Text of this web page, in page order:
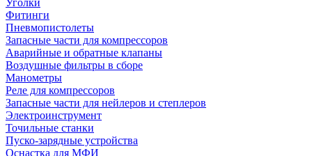
Уголки
Фитинги
Пневмопистолеты
Запасные части для компрессоров
Аварийные и обратные клапаны
Воздушные фильтры в сборе
Манометры
Реле для компрессоров
Запасные части для нейлеров и степлеров
Электроинструмент
Точильные станки
Пуско-зарядные устройства
Оснастка для МФИ